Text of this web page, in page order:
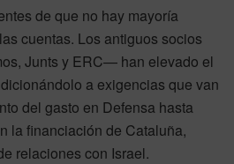
de que no hay mayoría
cuentas. Los antiguos socios
Junts y ERC— han elevado el
a exigencias que van
del gasto en Defensa hasta
la financiación de Cataluña,
relaciones con Israel.